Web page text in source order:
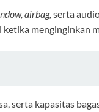
airbag, serta
menginginkan
serta kapasitas